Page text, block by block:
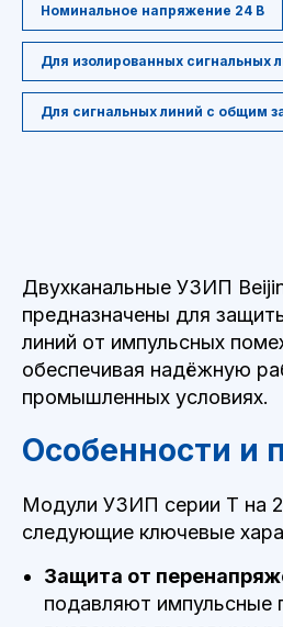
Номинальное напряжение 24 В
Для изолированных сигнальных
Для сигнальных линий с общим
Двухканальные УЗИП
предназначены для
линий от импульсных
обеспечивая надёжную
промышленных условиях.
Особенности и
Модули УЗИП серии T на
следующие ключевые
Защита от
подавляют импульсные